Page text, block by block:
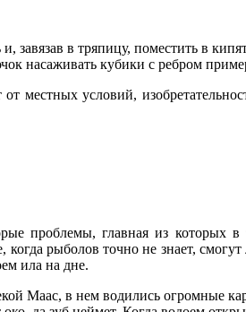
завязав в тряпицу, поместить в
насаживать кубики с ребром
местных условий,
проблемы, главная из которых в
рыболов точно не знает,
ила на дне.
Маас, в нем водились огромные